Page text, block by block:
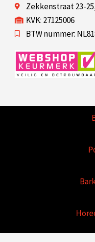
Zekkenstraat 23-
KVK: 27125006
BTW nummer: